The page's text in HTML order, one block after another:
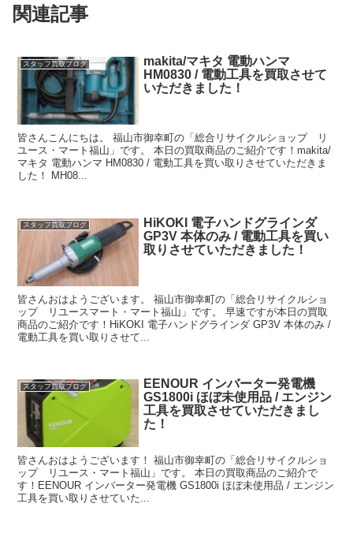
関連記事
スタッフ買取ブログ
makita/マキタ 電動ハンマ
HM0830 / 電動工具を買取させて
いただきました！
皆さんこんにちは。 福山市御幸町の「総合リサイクルショップ リ
ユース・マート福山」です。 本日の買取商品のご紹介です！makita/
マキタ 電動ハンマ HM0830 / 電動工具を買い取りさせていただきま
した！ MH08...
スタッフ買取ブログ
HiKOKI 電子ハンドグラインダ
GP3V 本体のみ / 電動工具を買い
取りさせていただきました！
皆さんおはようございます。 福山市御幸町の「総合リサイクルショ
ップ リユースマート・マート福山」です。 早速ですが本日の買取
商品のご紹介です！HiKOKI 電子ハンドグラインダ GP3V 本体のみ /
電動工具を買い取りさせて...
スタッフ買取ブログ
EENOUR インバーター発電機
GS1800i ほぼ未使用品 / エンジン
工具を買取させていただきまし
た！
皆さんおはようございます！ 福山市御幸町の「総合リサイクルショ
ップ リユース・マート福山」です。 本日の買取商品のご紹介で
す！EENOUR インバーター発電機 GS1800i ほぼ未使用品 / エンジン
工具を買い取りさせていた...